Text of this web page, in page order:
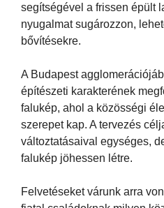
segítségével a frissen épült
nyugalmat sugározzon,
bővítésekre.
A Budapest
építészeti karakterének
falukép, ahol a közösségi
szerepet kap. A tervezés
változtatásaival egységes,
falukép jöhessen létre.
Felvetéseket várunk arra